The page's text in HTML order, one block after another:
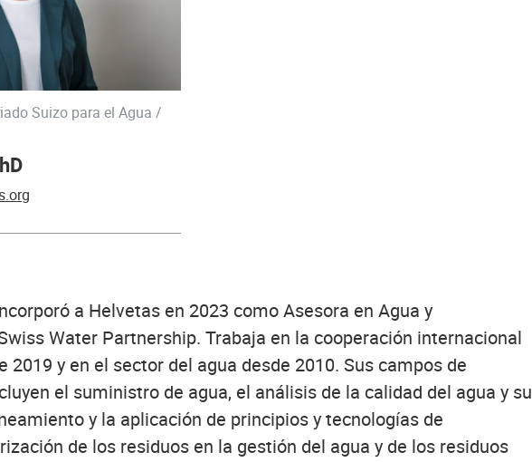
Suizo para el Agua /
a Helvetas en 2023 como Asesora en Agua y
Water Partnership. Trabaja en la cooperación internacional
2019 y en el sector del agua desde 2010. Sus campos de
el suministro de agua, el análisis de la calidad del agua y su
y la aplicación de principios y tecnologías de
de los residuos en la gestión del agua y de los residuos